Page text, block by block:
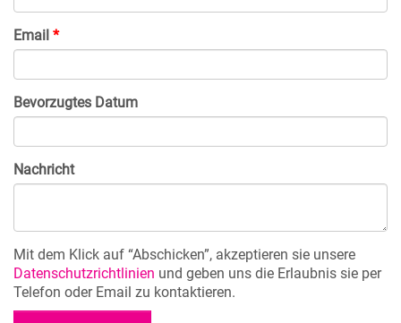
Email
Bevorzugtes Datum
Nachricht
Mit dem Klick auf “Abschicken”, akzeptieren sie unsere
Datenschutzrichtlinien und geben uns die Erlaubnis sie per
Telefon oder Email zu kontaktieren.